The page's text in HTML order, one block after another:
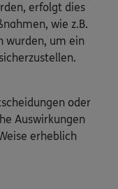
erfolgt dies
wie z.B.
wurden, um ein
oder
Auswirkungen
erheblich